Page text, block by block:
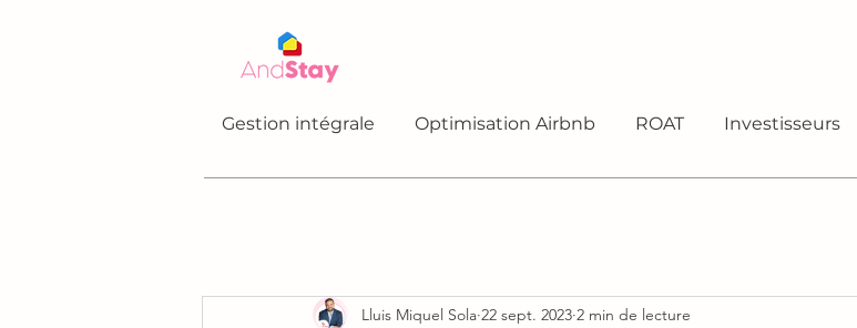
Gestion intégrale Optimisation Airbnb ROAT Investisseurs
Lluis Miquel Sola 22 sept. 2023 2 min de lecture